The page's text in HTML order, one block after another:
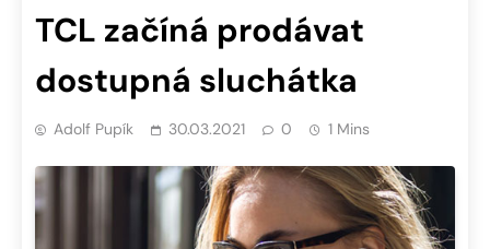
TCL začíná prodávat
dostupná sluchátka
Adolf Pupík 30.03.2021 0 1 Mins